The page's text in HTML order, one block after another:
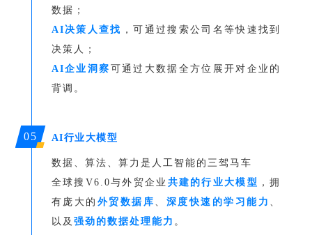
数据；
AI决策人查找 ，可通过搜索公司名等快速找到
决策人；
AI企业洞察 可通过大数据全方位展开对企业的
背调。
05 AI行业大模型
数据、算法、算力是人工智能的三驾马车
全球搜V6.0与外贸企业 共建的行业大模型 ，拥
有庞大的 外贸数据库 、 深度快速的学习能力 、
以及 强劲的数据处理能力 。